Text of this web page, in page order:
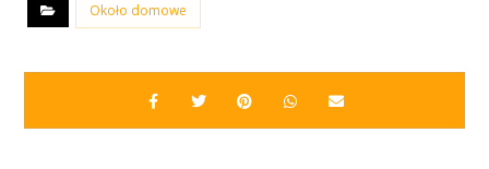
Około domowe